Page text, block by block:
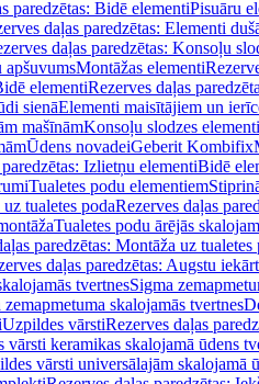
paredzētas: Bidē elementiPisuāru
daļas paredzētas: Elementi
daļas paredzētas: Konsoļu
apšuvumsMontāžas elementi
elementiRezerves daļas
sienāElementi maisītājiem un
mašīnāmKonsoļu slodzes elementi
Ūdens novadeiGeberit Kombifix
Izlietņu elementiBidē
Tualetes podu elementiem
tualetes podaRezerves daļas
Tualetes podu ārējās
paredzētas: Montāža uz tualetes
daļas paredzētas: Augstu
tvertnesSigma
skalojamās tvertnes
Uzpildes vārstiRezerves daļas
vārsti keramikas skalojamā ūdens
vārsti universālajām skalojamā